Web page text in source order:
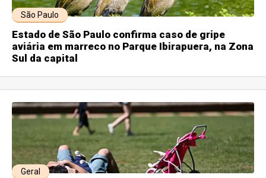
São Paulo
Estado de São Paulo confirma caso de gripe
aviária em marreco no Parque Ibirapuera, na Zona
Sul da capital
Geral